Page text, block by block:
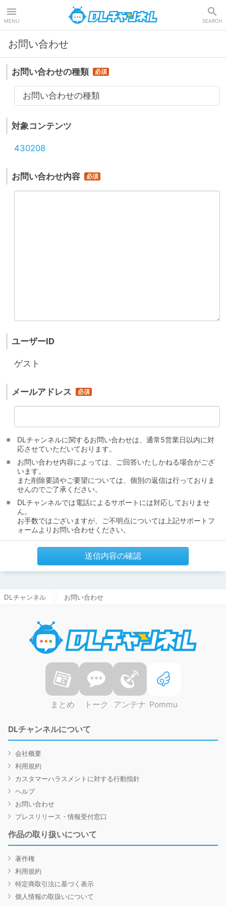
MENU SEARCH
お問い合わせ
お問い合わせの種類
お問い合わせの種類
対象コンテンツ
430208
お問い合わせ内容
ユーザーID
ゲスト
メールアドレス
DLチャンネルに関するお問い合わせは、通常5営業日以内に対
応させていただいております。
お問い合わせ内容によっては、ご回答いたしかねる場合がござ
います。
また削除要請やご要望については、個別の返信は行っておりま
せんのでご了承ください。
DLチャンネルでは電話によるサポートには対応しておりませ
ん。
お手数ではございますが、ご不明点については上記サポートフ
ォームよりお問い合わせください。
送信内容の確認
DLチャンネル お問い合わせ
まとめ トーク アンテナ Pommu
DLチャンネルについて
会社概要
利用規約
カスタマーハラスメントに対する行動指針
ヘルプ
お問い合わせ
プレスリリース・情報受付窓口
作品の取り扱いについて
著作権
利用規約
特定商取引法に基づく表示
個人情報の取扱いについて